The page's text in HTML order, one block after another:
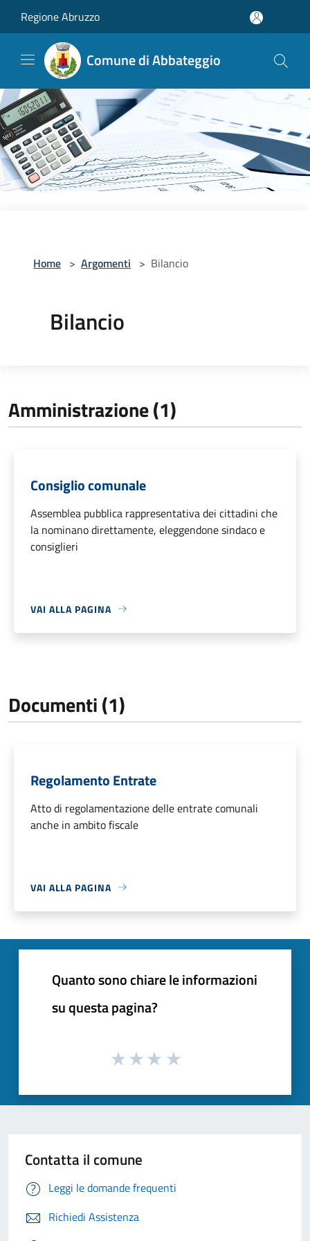
Regione Abruzzo
Comune di Abbateggio
Home > Argomenti > Bilancio
Bilancio
Amministrazione (1)
Consiglio comunale
Assemblea pubblica rappresentativa dei cittadini che
la nominano direttamente, eleggendone sindaco e
consiglieri
VAI ALLA PAGINA
Documenti (1)
Regolamento Entrate
Atto di regolamentazione delle entrate comunali
anche in ambito fiscale
VAI ALLA PAGINA
Quanto sono chiare le informazioni
su questa pagina?
Contatta il comune
Leggi le domande frequenti
Richiedi Assistenza